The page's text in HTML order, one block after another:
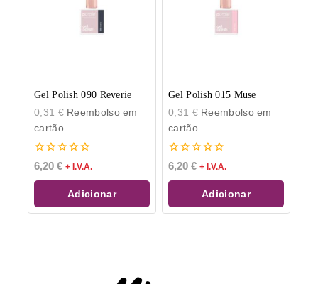
Gel Polish 090 Reverie
0,31 €Reembolso em
cartão
0
de
5
6,20 € + I.V.A.
Adicionar
Gel Polish 015 Muse
0,31 €Reembolso em
cartão
0
de
5
6,20 € + I.V.A.
Adicionar